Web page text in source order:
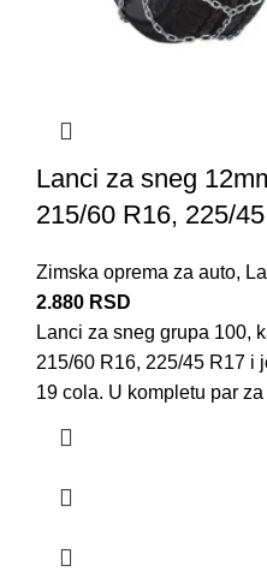
Lanci za sneg
215/60 R16, 225/
Zimska oprema za auto,
2.880 RSD
Lanci za sneg grupa 100,
215/60 R16, 225/45 R17 i
19 cola. U kompletu par